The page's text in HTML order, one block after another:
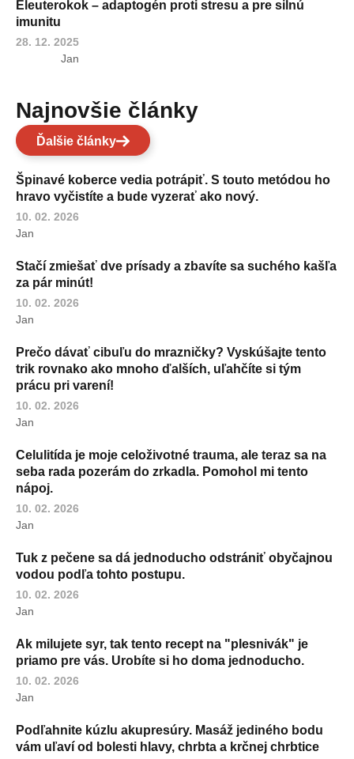
Eleuterokok – adaptogén proti stresu a pre silnú
imunitu
28. 12. 2025
Jan
Najnovšie články
Ďalšie články
Špinavé koberce vedia potrápiť. S touto metódou ho
hravo vyčistíte a bude vyzerať ako nový.
10. 02. 2026
Jan
Stačí zmiešať dve prísady a zbavíte sa suchého kašľa
za pár minút!
10. 02. 2026
Jan
Prečo dávať cibuľu do mrazničky? Vyskúšajte tento
trik rovnako ako mnoho ďalších, uľahčíte si tým
prácu pri varení!
10. 02. 2026
Jan
Celulitída je moje celoživotné trauma, ale teraz sa na
seba rada pozerám do zrkadla. Pomohol mi tento
nápoj.
10. 02. 2026
Jan
Tuk z pečene sa dá jednoducho odstrániť obyčajnou
vodou podľa tohto postupu.
10. 02. 2026
Jan
Ak milujete syr, tak tento recept na "plesnivák" je
priamo pre vás. Urobíte si ho doma jednoducho.
10. 02. 2026
Jan
Podľahnite kúzlu akupresúry. Masáž jediného bodu
vám uľaví od bolesti hlavy, chrbta a krčnej chrbtice